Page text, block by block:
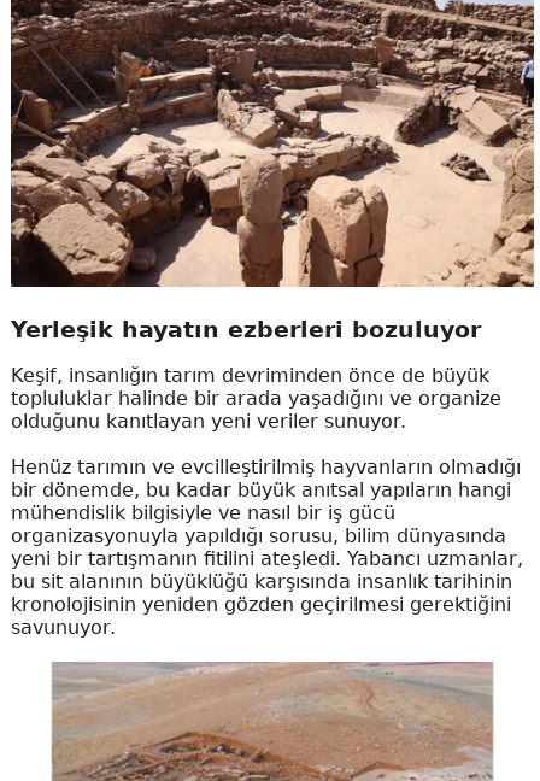
Yerleşik hayatın ezberleri bozuluyor
Keşif, insanlığın tarım devriminden önce de büyük
topluluklar halinde bir arada yaşadığını ve organize
olduğunu kanıtlayan yeni veriler sunuyor.
Henüz tarımın ve evcilleştirilmiş hayvanların olmadığı
bir dönemde, bu kadar büyük anıtsal yapıların hangi
mühendislik bilgisiyle ve nasıl bir iş gücü
organizasyonuyla yapıldığı sorusu, bilim dünyasında
yeni bir tartışmanın fitilini ateşledi. Yabancı uzmanlar,
bu sit alanının büyüklüğü karşısında insanlık tarihinin
kronolojisinin yeniden gözden geçirilmesi gerektiğini
savunuyor.